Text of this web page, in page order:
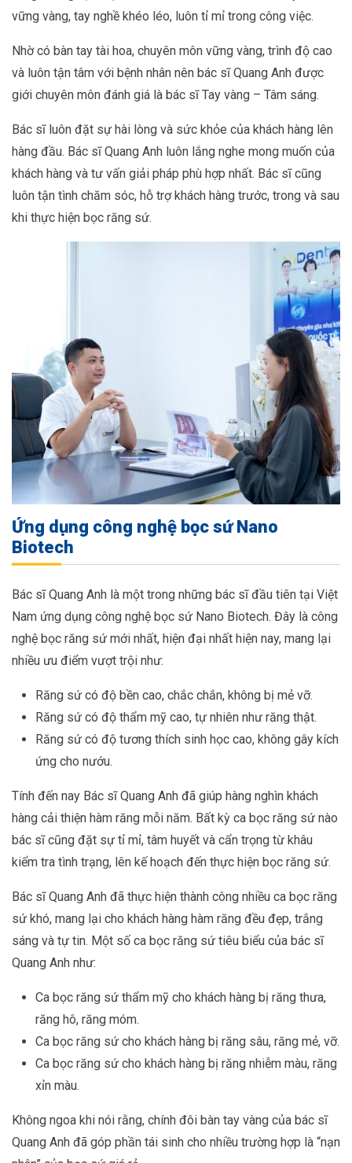
vững vàng, tay nghề khéo léo, luôn tỉ mỉ trong công việc.
Nhờ có bàn tay tài hoa, chuyên môn vững vàng, trình độ cao
và luôn tận tâm với bệnh nhân nên bác sĩ Quang Anh được
giới chuyên môn đánh giá là bác sĩ Tay vàng – Tâm sáng.
Bác sĩ luôn đặt sự hài lòng và sức khỏe của khách hàng lên
hàng đầu. Bác sĩ Quang Anh luôn lắng nghe mong muốn của
khách hàng và tư vấn giải pháp phù hợp nhất. Bác sĩ cũng
luôn tận tình chăm sóc, hỗ trợ khách hàng trước, trong và sau
khi thực hiện bọc răng sứ.
Ứng dụng công nghệ bọc sứ Nano
Biotech
Bác sĩ Quang Anh là một trong những bác sĩ đầu tiên tại Việt
Nam ứng dụng công nghệ bọc sứ Nano Biotech. Đây là công
nghệ bọc răng sứ mới nhất, hiện đại nhất hiện nay, mang lại
nhiều ưu điểm vượt trội như:
Răng sứ có độ bền cao, chắc chắn, không bị mẻ vỡ.
Răng sứ có độ thẩm mỹ cao, tự nhiên như răng thật.
Răng sứ có độ tương thích sinh học cao, không gây kích
ứng cho nướu.
Tính đến nay Bác sĩ Quang Anh đã giúp hàng nghìn khách
hàng cải thiện hàm răng mỗi năm. Bất kỳ ca bọc răng sứ nào
bác sĩ cũng đặt sự tỉ mỉ, tâm huyết và cẩn trọng từ khâu
kiểm tra tình trạng, lên kế hoạch đến thực hiện bọc răng sứ.
Bác sĩ Quang Anh đã thực hiện thành công nhiều ca bọc răng
sứ khó, mang lại cho khách hàng hàm răng đều đẹp, trắng
sáng và tự tin. Một số ca bọc răng sứ tiêu biểu của bác sĩ
Quang Anh như:
Ca bọc răng sứ thẩm mỹ cho khách hàng bị răng thưa,
răng hô, răng móm.
Ca bọc răng sứ cho khách hàng bị răng sâu, răng mẻ, vỡ.
Ca bọc răng sứ cho khách hàng bị răng nhiễm màu, răng
xỉn màu.
Không ngoa khi nói rằng, chính đôi bàn tay vàng của bác sĩ
Quang Anh đã góp phần tái sinh cho nhiều trường hợp là “nạn